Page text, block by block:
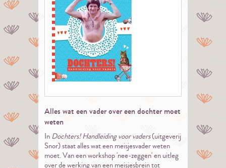
Alles wat een vader over een dochter moet
weten
InDochters! Handleiding voor vaders(uitgeverij
Snor) staat alles wat een meisjesvader weten
moet. Van een workshop 'nee-zeggen' en uitleg
over de werking van een meisjesbrein tot